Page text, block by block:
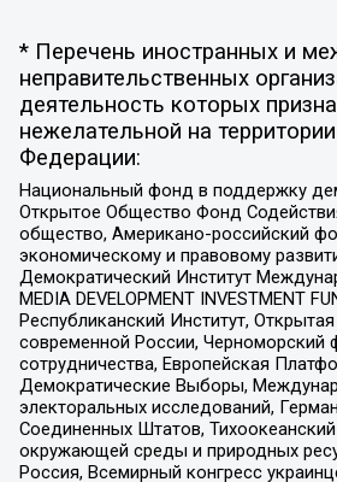
* Перечень иностранных и
неправительственных
деятельность которых
нежелательной на
Федерации:
Национальный фонд в поддержку
Открытое Общество Фонд
общество, Американо-российский
экономическому и правовому
Демократический Институт
MEDIA DEVELOPMENT INVESTMENT
Республиканский Институт,
современной России, Черноморский
сотрудничества, Европейская
Демократические Выборы,
электоральных исследований,
Соединенных Штатов,
окружающей среды и природных
Россия, Всемирный конгресс